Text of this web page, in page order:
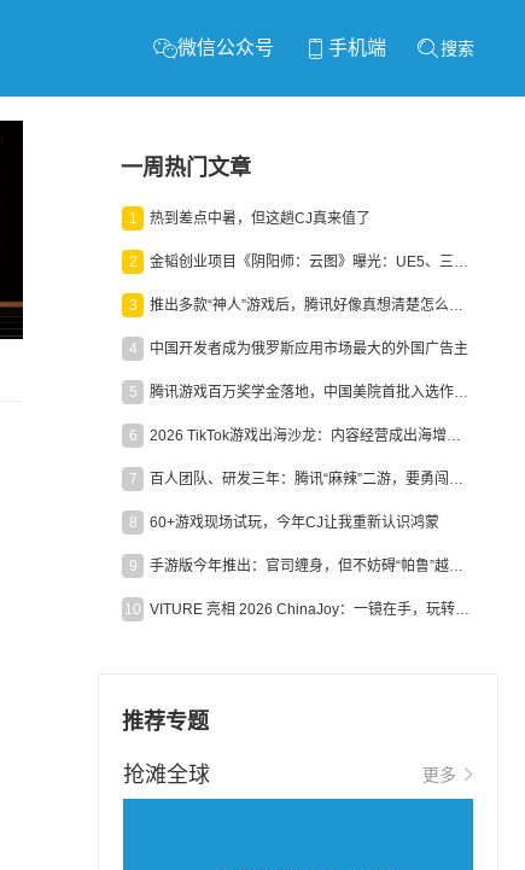
微信公众号 手机端 搜索
一周热门文章
1 热到差点中暑，但这趟CJ真来值了
2 金韬创业项目《阴阳师：云图》曝光：UE5、三端互通、ARPG
3 推出多款“神人”游戏后，腾讯好像真想清楚怎么做二次元了
4 中国开发者成为俄罗斯应用市场最大的外国广告主
5 腾讯游戏百万奖学金落地，中国美院首批入选作品获业内关注
6 2026 TikTok游戏出海沙龙：内容经营成出海增长新引擎
7 百人团队、研发三年：腾讯“麻辣”二游，要勇闯男性恋爱市场
8 60+游戏现场试玩，今年CJ让我重新认识鸿蒙
9 手游版今年推出：官司缠身，但不妨碍“帕鲁”越来越火
10 VITURE 亮相 2026 ChinaJoy：一镜在手，玩转全场！
推荐专题
抢滩全球 更多